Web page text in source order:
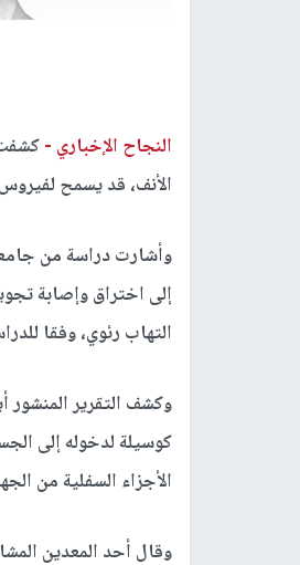
النجاح الإخباري -
الأنف، قد يسمح
إلى اختراق وإصابة
التهاب رئوي، وفقا
الأجزاء السفلية من
وقال أحد المعدين